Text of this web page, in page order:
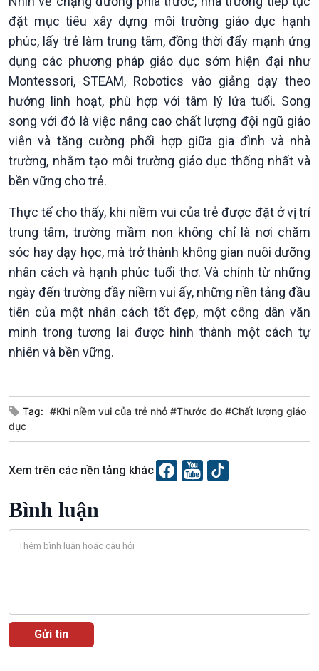
Thanh âm ký sự
Các chương trình đặc biệt
đặt mục tiêu xây dựng môi trường giáo dục hạnh
phúc, lấy trẻ làm trung tâm, đồng thời đẩy mạnh ứng
dụng các phương pháp giáo dục sớm hiện đại như
Montessori, STEAM, Robotics vào giảng dạy theo
hướng linh hoạt, phù hợp với tâm lý lứa tuổi. Song
song với đó là việc nâng cao chất lượng đội ngũ giáo
viên và tăng cường phối hợp giữa gia đình và nhà
trường, nhằm tạo môi trường giáo dục thống nhất và
bền vững cho trẻ.
Thực tế cho thấy, khi niềm vui của trẻ được đặt ở vị trí
trung tâm, trường mầm non không chỉ là nơi chăm
sóc hay dạy học, mà trở thành không gian nuôi dưỡng
nhân cách và hạnh phúc tuổi thơ. Và chính từ những
ngày đến trường đầy niềm vui ấy, những nền tảng đầu
tiên của một nhân cách tốt đẹp, một công dân văn
minh trong tương lai được hình thành một cách tự
nhiên và bền vững.
Tag: #Khi niềm vui của trẻ nhỏ #Thước đo #Chất lượng giáo
dục
Xem trên các nền tảng khác
Bình luận